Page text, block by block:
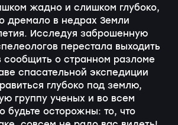
жадно и слишком глубоко,
дремало в недрах Земли
Исследуя заброшенную
перестала выходить
сообщить о странном разломе
спасательной экспедиции
глубоко под землю,
группу ученых и во всем
будьте осторожны: то, что